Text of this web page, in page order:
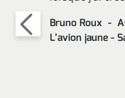
Bruno Roux
L’avion jaune -